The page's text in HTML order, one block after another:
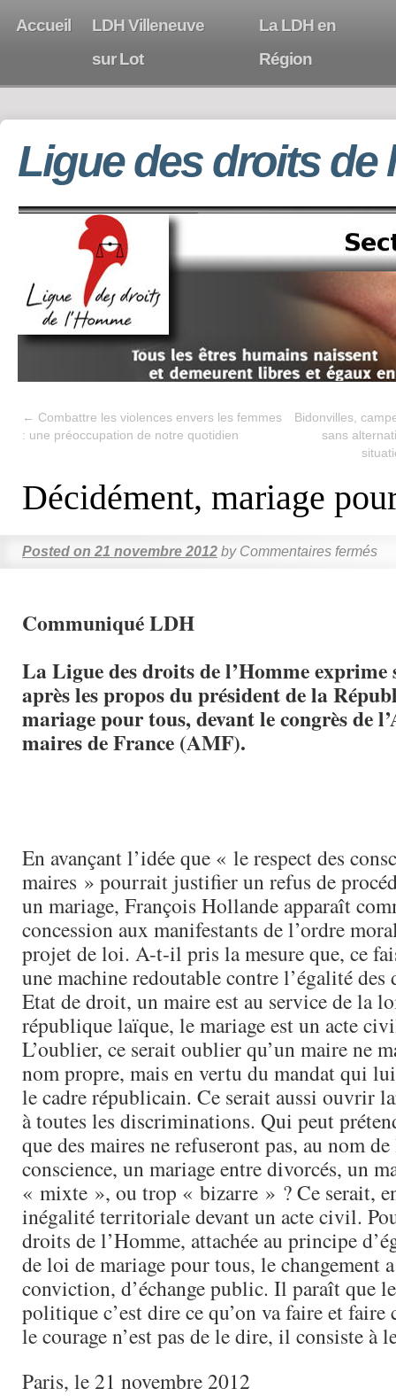
Accueil
LDH Villeneuve
sur Lot
La LDH en
Région
Ligue des droits de
← Combattre les violences envers les femmes
: une préoccupation de notre quotidien
Bidonvilles,
sans
Décidément, mariage
Posted on 21 novembre 2012 by Commentaires fermés
Communiqué LDH
La Ligue des droits de l’Homme exprime
après les propos du président de la
mariage pour tous, devant le congrès de
maires de France (AMF).
En avançant l’idée que « le respect des
maires » pourrait justifier un refus de
un mariage, François Hollande apparaît
concession aux manifestants de l’ordre
projet de loi. A-t-il pris la mesure que, ce
une machine redoutable contre l’égalité
Etat de droit, un maire est au service de la
république laïque, le mariage est un acte
L’oublier, ce serait oublier qu’un maire ne
nom propre, mais en vertu du mandat qui
le cadre républicain. Ce serait aussi ouvrir
à toutes les discriminations. Qui peut
que des maires ne refuseront pas, au nom
conscience, un mariage entre divorcés, un
« mixte », ou trop « bizarre » ? Ce serait,
inégalité territoriale devant un acte civil.
droits de l’Homme, attachée au principe
de loi de mariage pour tous, le changement
conviction, d’échange public. Il paraît que
politique c’est dire ce qu’on va faire et faire
le courage n’est pas de le dire, il consiste à
Paris, le 21 novembre 2012